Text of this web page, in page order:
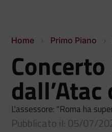
Home › Primo Piano ›
L'assessore: "Roma ha
Pubblicato il: 05/07/